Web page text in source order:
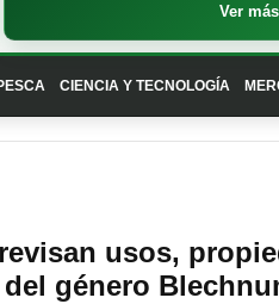
Ver
CIENCIA Y TECNOLOGÍA
usos,
género